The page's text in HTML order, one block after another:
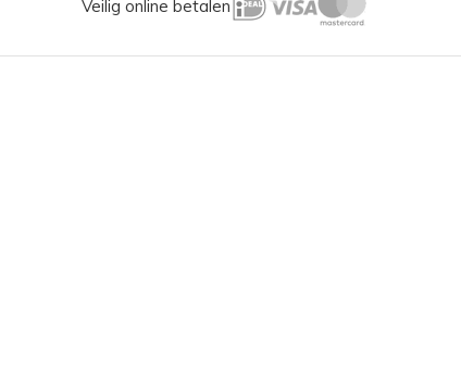
Veilig online betalen